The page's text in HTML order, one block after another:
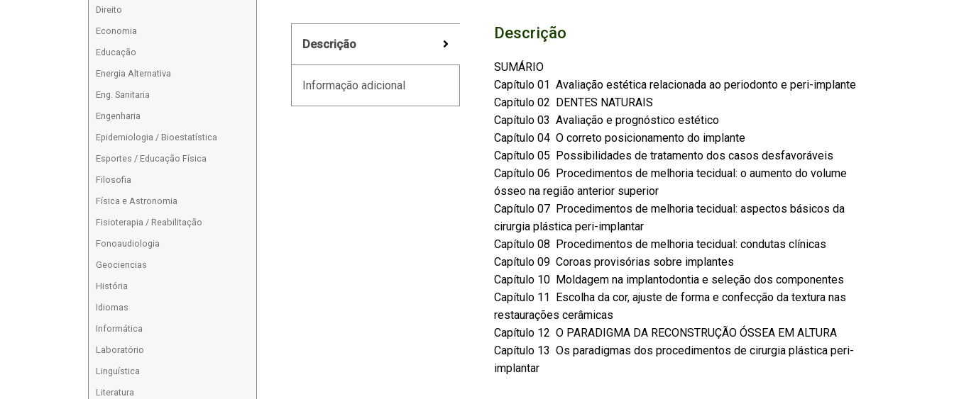
Descrição
Informação adicional
Descrição
SUMÁRIO
Capítulo 01  Avaliação estética relacionada ao periodonto e peri-implante
Capítulo 02  DENTES NATURAIS
Capítulo 03  Avaliação e prognóstico estético
Capítulo 04  O correto posicionamento do implante
Capítulo 05  Possibilidades de tratamento dos casos desfavoráveis
Capítulo 06  Procedimentos de melhoria tecidual: o aumento do volume
ósseo na região anterior superior
Capítulo 07  Procedimentos de melhoria tecidual: aspectos básicos da
cirurgia plástica peri-implantar
Capítulo 08  Procedimentos de melhoria tecidual: condutas clínicas
Capítulo 09  Coroas provisórias sobre implantes
Capítulo 10  Moldagem na implantodontia e seleção dos componentes
Capítulo 11  Escolha da cor, ajuste de forma e confecção da textura nas
restaurações cerâmicas
Capítulo 12  O PARADIGMA DA RECONSTRUÇÃO ÓSSEA EM ALTURA
Capítulo 13  Os paradigmas dos procedimentos de cirurgia plástica peri-
implantar
Direito
Economia
Educação
Energia Alternativa
Eng. Sanitaria
Engenharia
Epidemiologia / Bioestatística
Esportes / Educação Física
Filosofia
Física e Astronomia
Fisioterapia / Reabilitação
Fonoaudiologia
Geociencias
História
Idiomas
Informática
Laboratório
Linguística
Literatura